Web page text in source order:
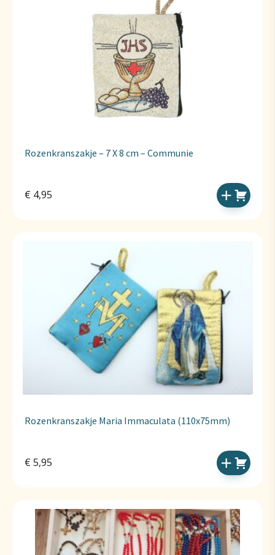
Rozenkranszakje – 7 X 8 cm – Communie
€ 4,95
Rozenkranszakje Maria Immaculata (110x75mm)
€ 5,95